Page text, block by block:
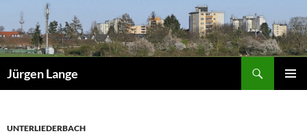
Inhalt
springen
Jürgen Lange
UNTERLIEDERBACH